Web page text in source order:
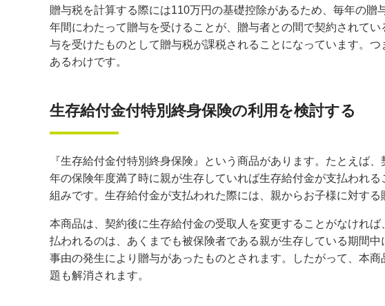
贈与税を計算する際には110万円の基礎控除があるため、毎年の
年間にわたって贈与を受けることが、贈与者との間で契約されて
与を受けたものとして贈与税が課税されることになっています。
あるわけです。
生存給付金付特別終身保険の利用を検討する
『生存給付金付特別終身保険』という商品があります。たとえば
年の保険年度満了時に親が生存していれば生存給付金が支払われ
組みです。生存給付金が支払われた際には、親からお子様に対す
本商品は、契約後に生存給付金の受取人を変更することがなけれ
払われるのは、あくまでも被保険者である親が生存している期間
事由の発生により贈与があったものとされます。したがって、本
題も解消されます。